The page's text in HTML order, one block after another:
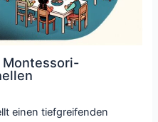
einen tiefgreifenden